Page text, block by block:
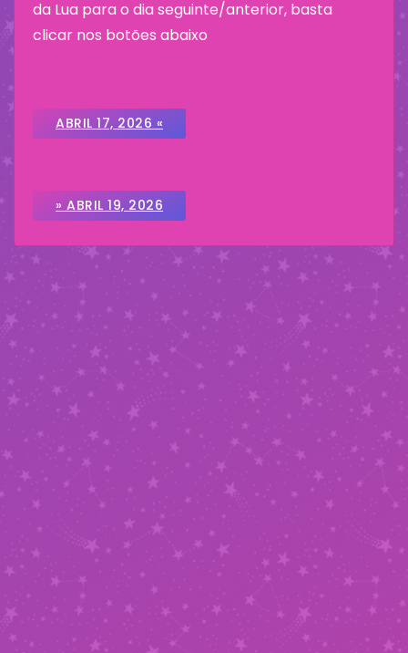
da Lua para o dia seguinte/anterior, basta
clicar nos botões abaixo
ABRIL 17, 2026 «
» ABRIL 19, 2026